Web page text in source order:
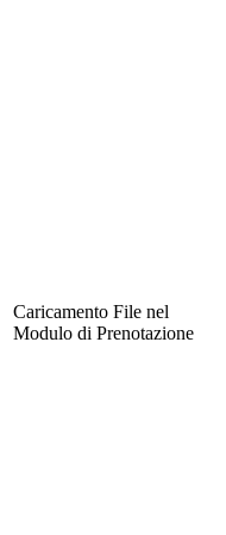
Caricamento File nel
Modulo di Prenotazione